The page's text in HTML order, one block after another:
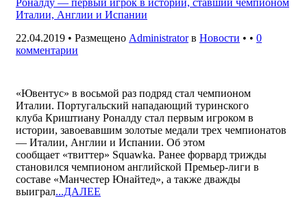
Роналду — первый игрок в истории, ставший чемпионом
Италии, Англии и Испании
22.04.2019 • Размещено Administratorв Новости • • 0
комментарии
«Ювентус» в восьмой раз подряд стал чемпионом
Италии. Португальский нападающий туринского
клуба Криштиану Роналду стал первым игроком в
истории, завоевавшим золотые медали трех чемпионатов
— Италии, Англии и Испании. Об этом
сообщает «твиттер» Squawka. Ранее форвард трижды
становился чемпионом английской Премьер-лиги в
составе «Манчестер Юнайтед», а также дважды
выиграл...ДАЛЕЕ